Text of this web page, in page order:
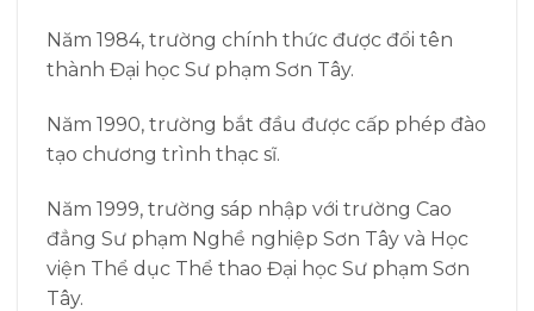
Năm 1984, trường chính thức được đổi tên
thành Đại học Sư phạm Sơn Tây.
Năm 1990, trường bắt đầu được cấp phép đào
tạo chương trình thạc sĩ.
Năm 1999, trường sáp nhập với trường Cao
đẳng Sư phạm Nghề nghiệp Sơn Tây và Học
viện Thể dục Thể thao Đại học Sư phạm Sơn
Tây.